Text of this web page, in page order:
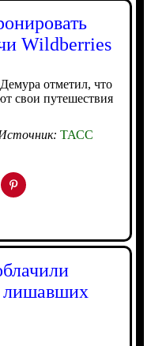
Wildberries
отметил, что
свои путешествия
ТАСС
лишавших